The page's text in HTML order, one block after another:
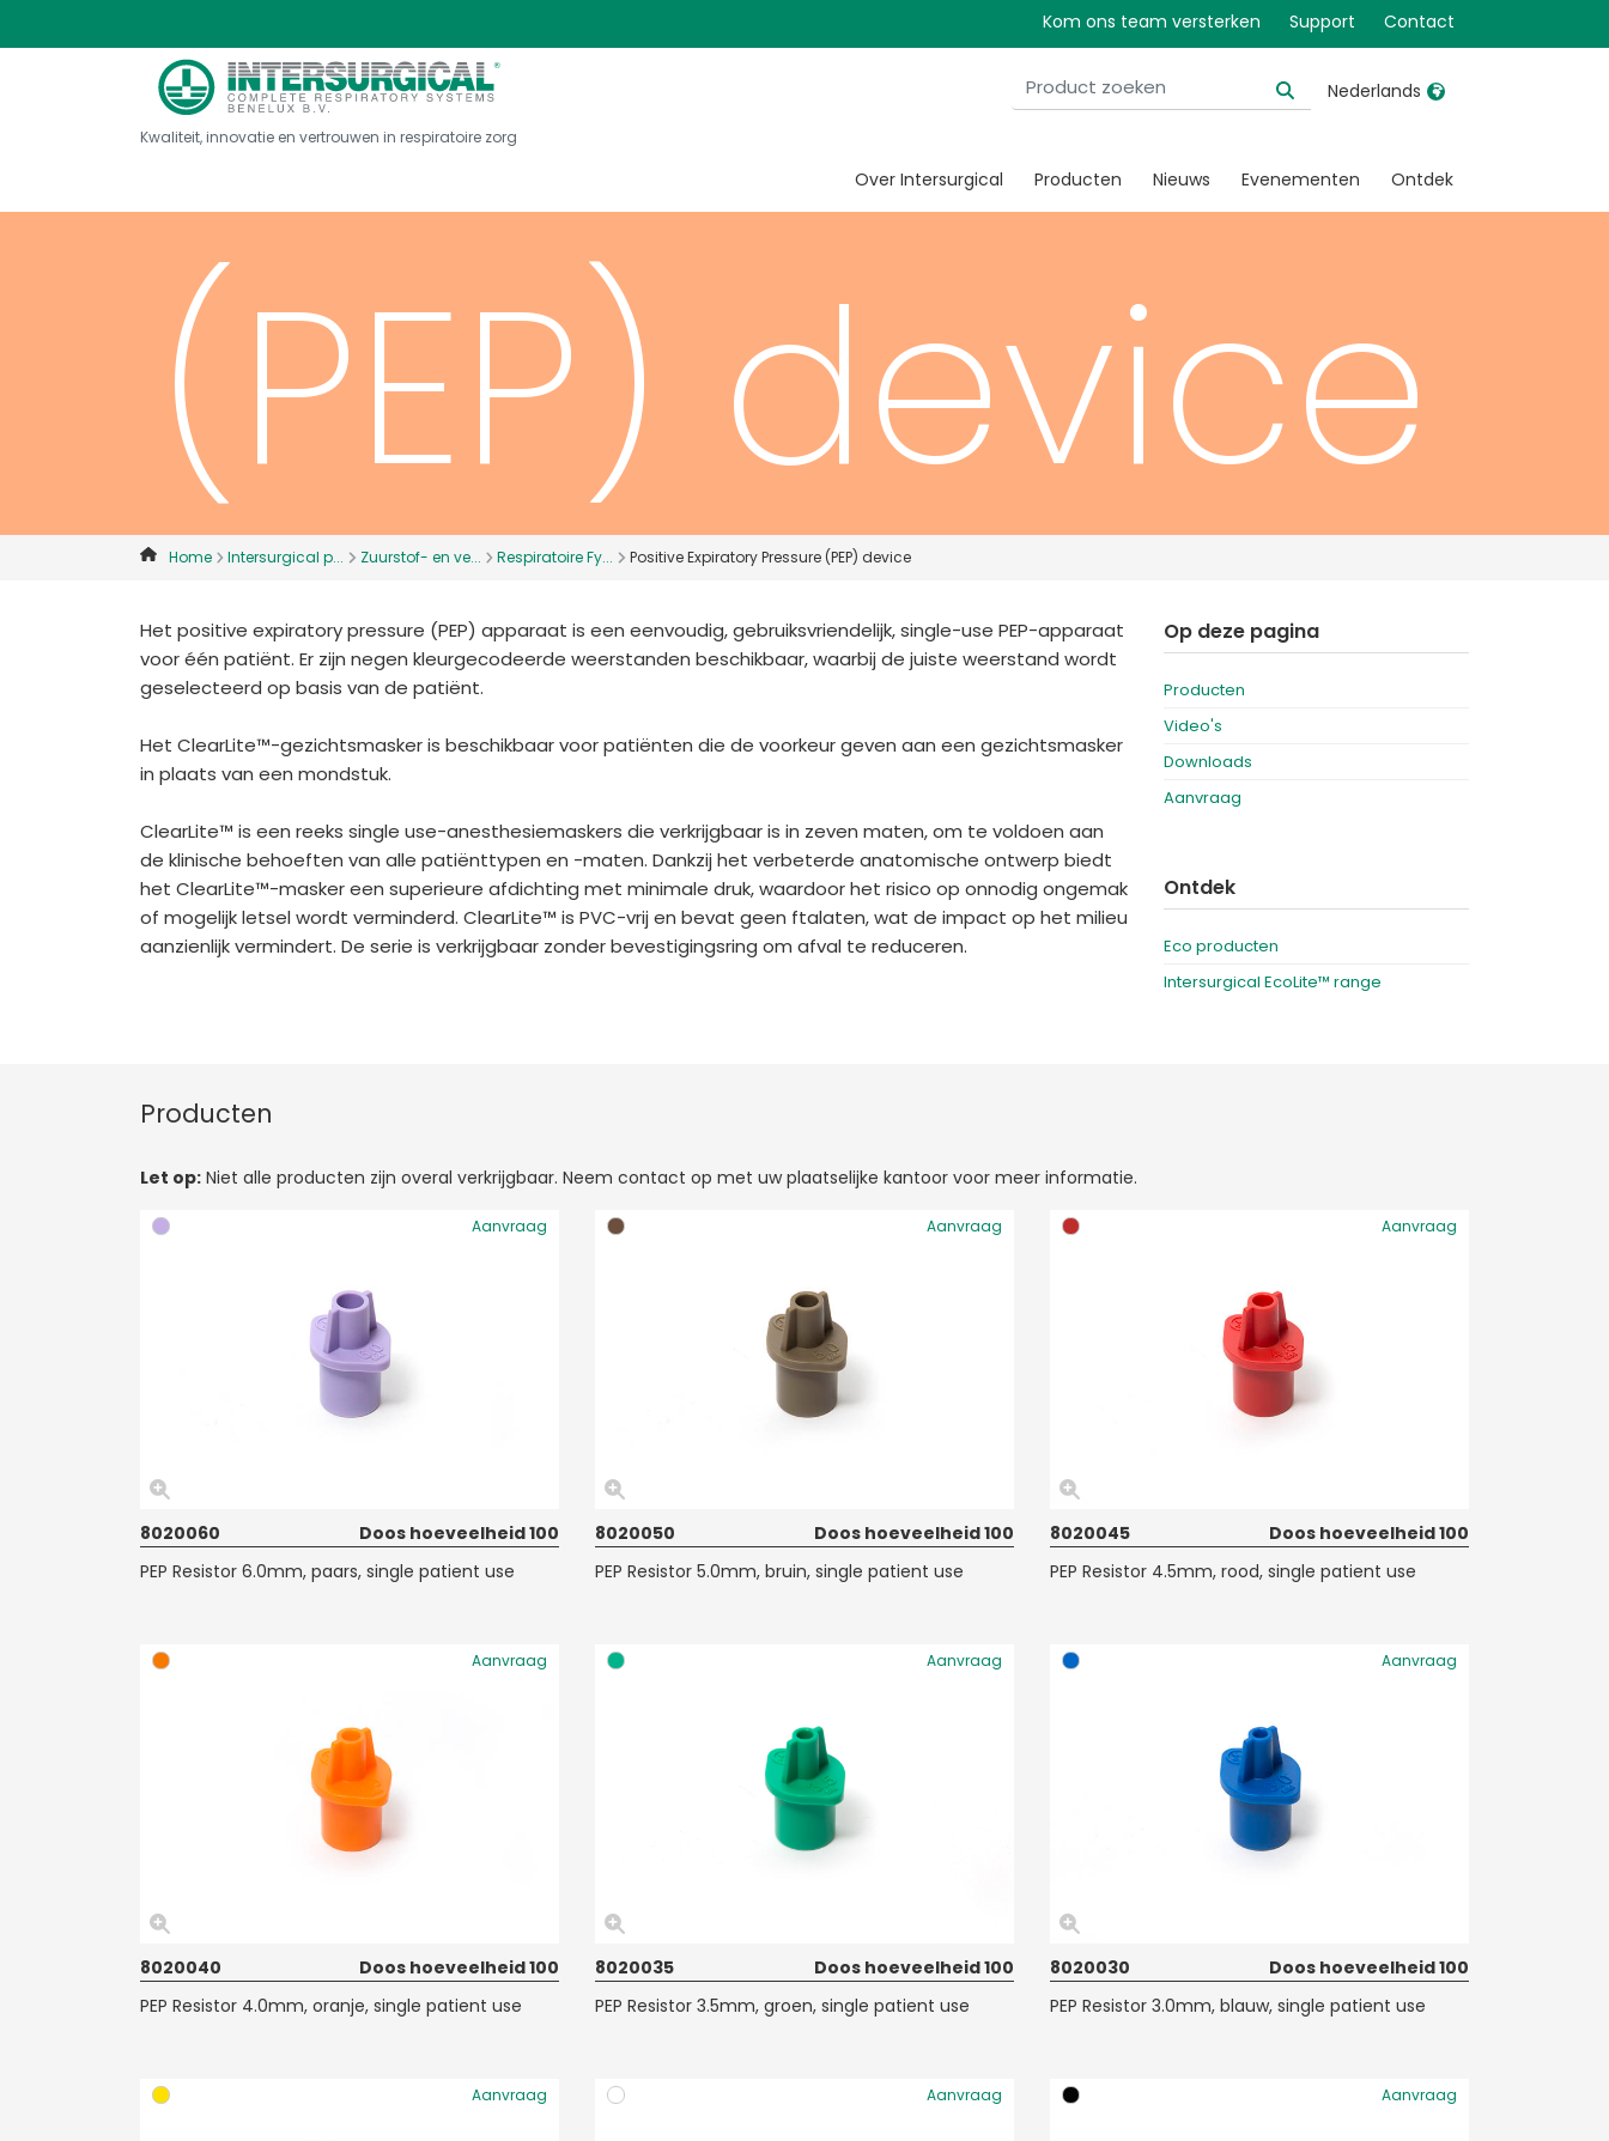
Kom ons team versterken Support Contact
Kwaliteit, innovatie en vertrouwen in respiratoire zorg
Nederlands
United States
Belgique, Français
Canada, English
Canada, Français
Denmark
France
Italia
Mexico
Nederlands
Norway
Russia
International English
Over Intersurgical Producten Nieuws Evenementen Ontdek
Pressure
(PEP) device
Home Intersurgical p... Zuurstof- en ve... Respiratoire Fy... Positive Expiratory Pressure (PEP) device
Het positive expiratory pressure (PEP) apparaat is een eenvoudig, gebruiksvriendelijk, single-use PEP-apparaat
voor één patiënt. Er zijn negen kleurgecodeerde weerstanden beschikbaar, waarbij de juiste weerstand wordt
geselecteerd op basis van de patiënt.
Het ClearLite™-gezichtsmasker is beschikbaar voor patiënten die de voorkeur geven aan een gezichtsmasker
in plaats van een mondstuk.
ClearLite™ is een reeks single use-anesthesiemaskers die verkrijgbaar is in zeven maten, om te voldoen aan
de klinische behoeften van alle patiënttypen en -maten. Dankzij het verbeterde anatomische ontwerp biedt
het ClearLite™-masker een superieure afdichting met minimale druk, waardoor het risico op onnodig ongemak
of mogelijk letsel wordt verminderd. ClearLite™ is PVC-vrij en bevat geen ftalaten, wat de impact op het milieu
aanzienlijk vermindert. De serie is verkrijgbaar zonder bevestigingsring om afval te reduceren.
Op deze pagina
Producten
Video's
Downloads
Aanvraag
Ontdek
Eco producten
Intersurgical EcoLite™ range
Producten
Let op: Niet alle producten zijn overal verkrijgbaar. Neem contact op met uw plaatselijke kantoor voor meer informatie.
Aanvraag
8020060
Doos hoeveelheid 100
PEP Resistor 6.0mm, paars, single patient use
Aanvraag
8020050
Doos hoeveelheid 100
PEP Resistor 5.0mm, bruin, single patient use
Aanvraag
8020045
Doos hoeveelheid 100
PEP Resistor 4.5mm, rood, single patient use
Aanvraag
8020040
Doos hoeveelheid 100
PEP Resistor 4.0mm, oranje, single patient use
Aanvraag
8020035
Doos hoeveelheid 100
PEP Resistor 3.5mm, groen, single patient use
Aanvraag
8020030
Doos hoeveelheid 100
PEP Resistor 3.0mm, blauw, single patient use
Aanvraag Aanvraag Aanvraag